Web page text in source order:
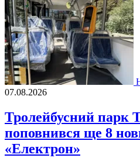
07.08.2026
Тролейбусний парк
поповнився ще 8
«Електрон»